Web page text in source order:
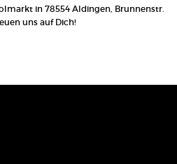
in 78554 Aldingen, Brunnenstr.
uns auf Dich!